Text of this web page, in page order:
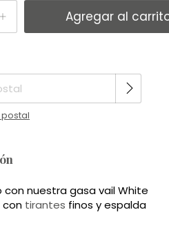
con nuestra gasa vail White
con tirantes finos y espalda